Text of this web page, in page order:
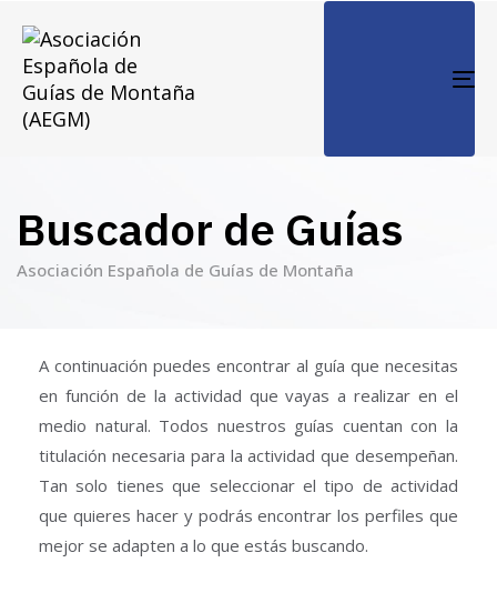
Buscador de Guías
Asociación Española de Guías de Montaña
A continuación puedes encontrar al guía que necesitas
en función de la actividad que vayas a realizar en el
medio natural. Todos nuestros guías cuentan con la
titulación necesaria para la actividad que desempeñan.
Tan solo tienes que seleccionar el tipo de actividad
que quieres hacer y podrás encontrar los perfiles que
mejor se adapten a lo que estás buscando.